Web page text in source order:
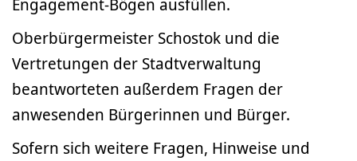
Oberbürgermeister Schostok und die
Vertretungen der Stadtverwaltung
beantworteten außerdem Fragen der
anwesenden Bürgerinnen und Bürger.
Sofern sich weitere Fragen, Hinweise und